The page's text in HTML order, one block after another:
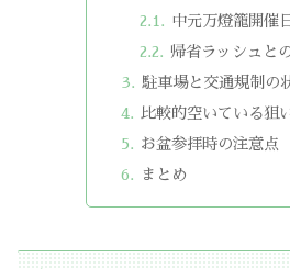
中元万燈籠開催
帰省ラッシュと
駐車場と交通規制の
比較的空いている狙
お盆参拝時の注意点
まとめ